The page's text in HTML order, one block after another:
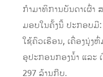
ກຳມາທິການບັນດາເຜົ່າ
ມອບໃນຄັ້ງນີ້ ປະກອບມີ:
ໃຊ້ຄົວເຮືອນ, ເຄື່ອງນຸ່ງ
ອຸປະກອນກອງນໍ້າ ແລະ
297 ລ້ານກີບ.